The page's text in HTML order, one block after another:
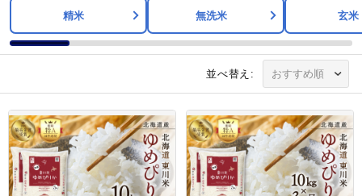
精米 無洗米 玄米
並べ替え: